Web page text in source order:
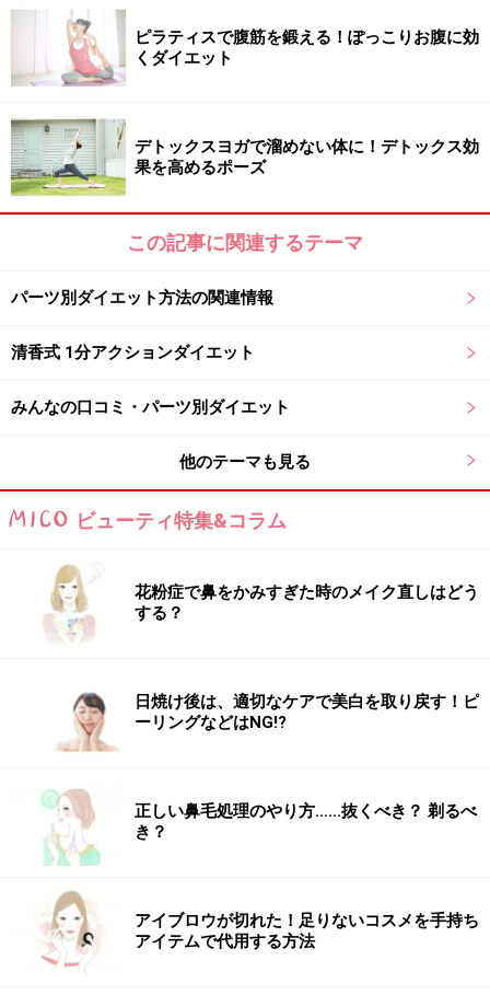
■サイズが合わない下着
ブラジャーだと胸や脇から余分な肉が背中に流れたり、
アンダーバストに跡が付きやすくなりますし、ガードル
も同じように、ウエストやヒップの贅肉がはみ出して段
要注意。
また、締め付けのきつい下着は血流を悪くするため、冷
えや代謝不良を招き、より贅肉を付きやすくします。
背肉＆腰肉を速やかに撃退するストレッ
チ！
背肉＆腰肉を落としたいと思っても、どこをどう動かし
ていいかさえも分からない人が多いもの。
以下では、効率よく贅肉を落とすために体のパーツを合
■背肉は肩甲骨を動かそう！
普段の生活で肩甲骨を積極的に動かす行動というのは少
ないものです。肩甲骨まわりには
て、体温を上げたり、脂肪燃焼をサポートする細胞が集
中しているので、この部分を積極的に動かすエクササイ
ズを行うことがポイントです。
ピラティスで腹筋を鍛える！ぽっこりお腹に効
くダイエット
デトックスヨガで溜めない体に！デトックス効
果を高めるポーズ
この記事に関連するテーマ
パーツ別ダイエット方法の関連情報
清香式 1分アクションダイエット
みんなの口コミ・パーツ別ダイエット
他のテーマも見る
ビューティ特集&コラム
花粉症で鼻をかみすぎた時のメイク直しはどう
する？
日焼け後は、適切なケアで美白を取り戻す！ピ
ーリングなどはNG!?
正しい鼻毛処理のやり方……抜くべき？ 剃るべ
き？
アイブロウが切れた！足りないコスメを手持ち
アイテムで代用する方法